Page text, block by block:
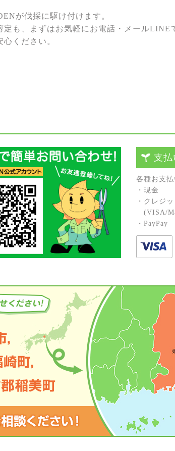
が伐採に駆け付けます。
も、まずはお気軽にお電話・メールLINE
ください。
支払
各種お⽀払
・現⾦
・クレジ
(VISA/
・PayPay